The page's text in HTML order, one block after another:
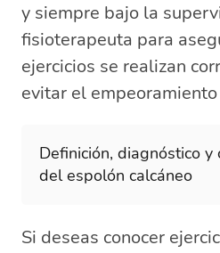
y siempre bajo la
fisioterapeuta para
ejercicios se realizan
evitar el
Definición, diagnóstico y
del espolón calcáneo
Si deseas conocer